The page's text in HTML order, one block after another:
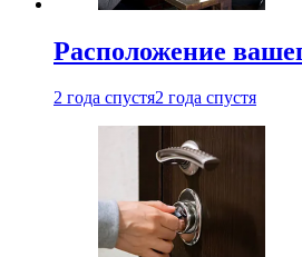
Расположение
2 года спустя2 года спустя